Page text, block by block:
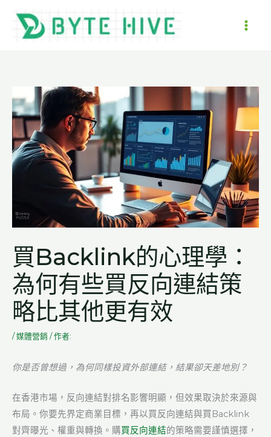
買Backlink的心理學：
為何有些買反向連結策
略比其他更有效
/ 媒體營銷 / 作者:
你是否曾想過，為何同樣投資外部連結，結果卻天差地別？
在香港市場，反向連結對排名影響明顯，但效果取決於來源與
布局。你要先界定商業目標，再以買反向連結與買Backlink
對齊曝光、權重與轉換。購買反向連結的策略需要謹慎選擇，